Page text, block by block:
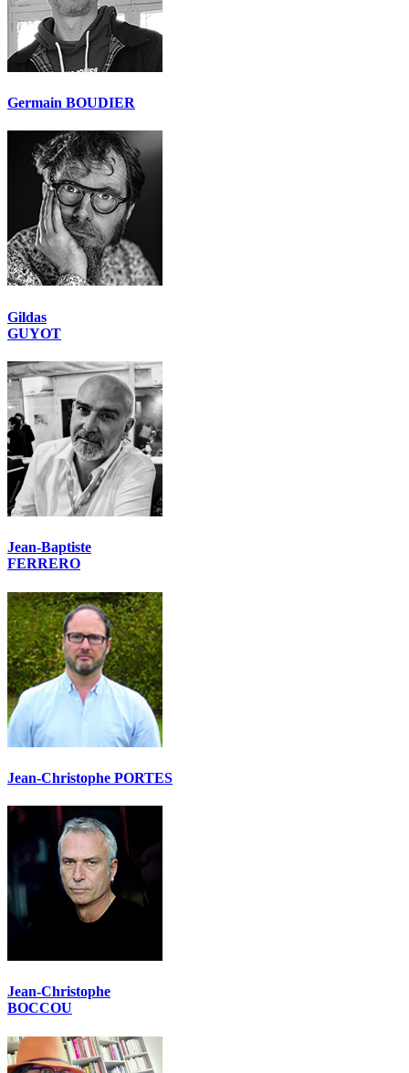
Germain BOUDIER
Gildas
GUYOT
Jean-Baptiste
FERRERO
Jean-Christophe PORTES
Jean-Christophe
BOCCOU